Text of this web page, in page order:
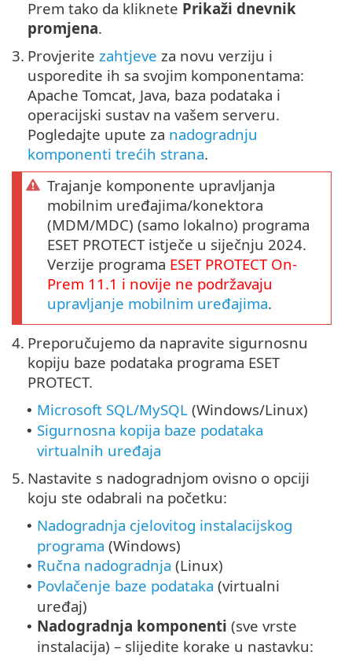
Prem tako da kliknete Prikaži dnevnik
promjena.
3. Provjerite zahtjeve za novu verziju i
usporedite ih sa svojim komponentama:
Apache Tomcat, Java, baza podataka i
operacijski sustav na vašem serveru.
Pogledajte upute za nadogradnju
komponenti trećih strana.
Trajanje komponente upravljanja
mobilnim uređajima/konektora
(MDM/MDC) (samo lokalno) programa
ESET PROTECT istječe u siječnju 2024.
Verzije programa ESET PROTECT On-
Prem 11.1 i novije ne podržavaju
upravljanje mobilnim uređajima.
4. Preporučujemo da napravite sigurnosnu
kopiju baze podataka programa ESET
PROTECT.
• Microsoft SQL/MySQL (Windows/Linux)
• Sigurnosna kopija baze podataka
virtualnih uređaja
5. Nastavite s nadogradnjom ovisno o opciji
koju ste odabrali na početku:
• Nadogradnja cjelovitog instalacijskog
programa (Windows)
• Ručna nadogradnja (Linux)
• Povlačenje baze podataka (virtualni
uređaj)
• Nadogradnja komponenti (sve vrste
instalacija) – slijedite korake u nastavku: